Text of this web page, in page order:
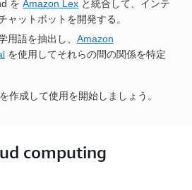
を Amazon Lex と統合して、インテ
ャットボットを開発する。
用語を抽出し、 Amazon
を使用してそれらの間の関係を特定
を作成して使用を開始しましょう。
computing